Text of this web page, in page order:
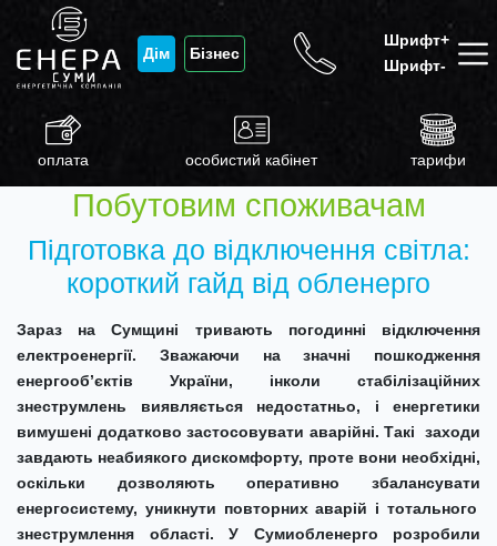
Дім Бізнес
Шрифт+
Шрифт-
оплата особистий кабінет тарифи
Побутовим споживачам
Підготовка до відключення світла:
короткий гайд від обленерго
Зараз на Сумщині тривають погодинні відключення
електроенергії. Зважаючи на значні пошкодження
енергооб’єктів України, інколи стабілізаційних
знеструмлень виявляється недостатньо, і енергетики
вимушені додатково застосовувати аварійні. Такі
заходи
завдають неабиякого дискомфорту, проте вони необхідні,
оскільки дозволяють оперативнозбалансувати
енергосистему, уникнути повторних аварій і тотального
знеструмлення області. У Сумиобленерго розробили